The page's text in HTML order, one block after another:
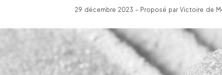
29 décembre 2023 - Proposé par Victoire de